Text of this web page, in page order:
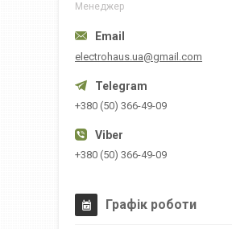
Менеджер
electrohaus.ua@gmail.com
+380 (50) 366-49-09
+380 (50) 366-49-09
Графік роботи